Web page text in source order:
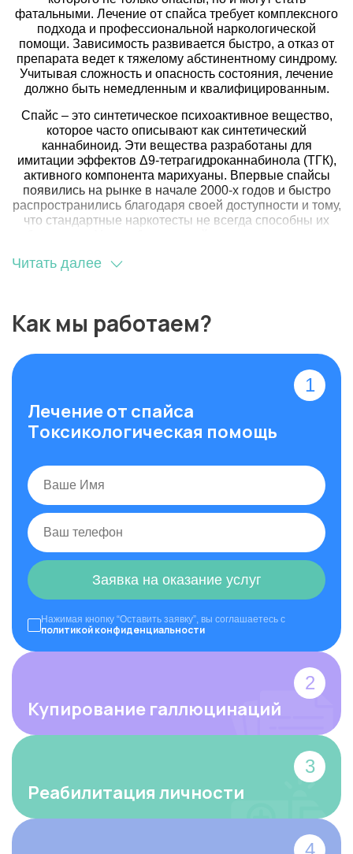
фатальными. Лечение от спайса требует комплексного
подхода и профессиональной наркологической
помощи. Зависимость развивается быстро, а отказ от
препарата ведет к тяжелому абстинентному синдрому.
Учитывая сложность и опасность состояния, лечение
должно быть немедленным и квалифицированным.
Спайс – это синтетическое психоактивное вещество,
которое часто описывают как синтетический
каннабиноид. Эти вещества разработаны для
имитации эффектов Δ9-тетрагидроканнабинола (ТГК),
активного компонента марихуаны. Впервые спайсы
появились на рынке в начале 2000-х годов и быстро
распространились благодаря своей доступности и тому,
что стандартные наркотесты не всегда способны их
психозы, тахикардию, гипертонию, тошноту, судороги и
Читать далее
Как мы работаем?
Лечение от спайса
Токсикологическая помощь
Заявка на оказание услуг
Нажимая кнопку “Оставить заявку”, вы соглашаетесь с
политикой конфиденциальности
Купирование галлюцинаций
Реабилитация личности